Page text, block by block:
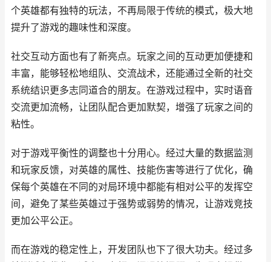
个英雄都有独特的玩法，不再局限于传统的模式，极大地
提升了游戏的趣味性和深度。
社交互动方面也有了新亮点。玩家之间的互动更加便捷和
丰富，能够轻松地组队、交流战术，还能通过全新的社交
系统结识更多志同道合的朋友。在游戏过程中，实时语音
交流更加流畅，让团队配合更加默契，增强了玩家之间的
粘性。
对于游戏平衡性的调整也十分用心。经过大量的数据监测
和玩家反馈，对英雄的属性、技能伤害等进行了优化，确
保每个英雄在不同的对局环境中都能有相对公平的发挥空
间，避免了某些英雄过于强势或弱势的情况，让游戏竞技
更加公平公正。
而在游戏的稳定性上，开发团队也下了很大功夫。经过多